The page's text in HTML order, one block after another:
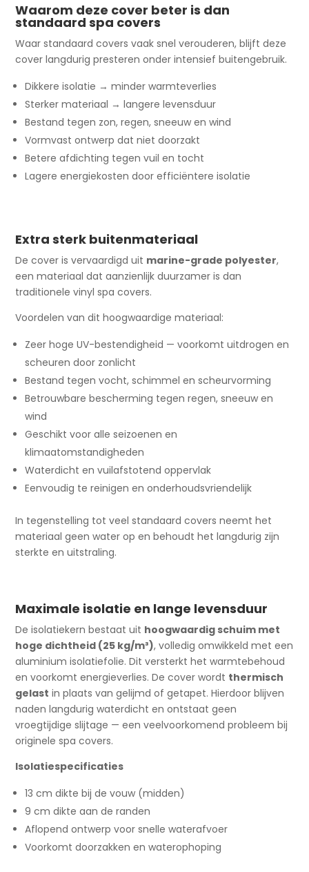
Waarom deze cover beter is dan
standaard spa covers
Waar standaard covers vaak snel verouderen, blijft deze
cover langdurig presteren onder intensief buitengebruik.
Dikkere isolatie → minder warmteverlies
Sterker materiaal → langere levensduur
Bestand tegen zon, regen, sneeuw en wind
Vormvast ontwerp dat niet doorzakt
Betere afdichting tegen vuil en tocht
Lagere energiekosten door efficiëntere isolatie
Extra sterk buitenmateriaal
De cover is vervaardigd uit marine-grade polyester,
een materiaal dat aanzienlijk duurzamer is dan
traditionele vinyl spa covers.
Voordelen van dit hoogwaardige materiaal:
Zeer hoge UV-bestendigheid — voorkomt uitdrogen en
scheuren door zonlicht
Bestand tegen vocht, schimmel en scheurvorming
Betrouwbare bescherming tegen regen, sneeuw en
wind
Geschikt voor alle seizoenen en
klimaatomstandigheden
Waterdicht en vuilafstotend oppervlak
Eenvoudig te reinigen en onderhoudsvriendelijk
In tegenstelling tot veel standaard covers neemt het
materiaal geen water op en behoudt het langdurig zijn
sterkte en uitstraling.
Maximale isolatie en lange levensduur
De isolatiekern bestaat uit hoogwaardig schuim met
hoge dichtheid (25 kg/m³), volledig omwikkeld met een
aluminium isolatiefolie. Dit versterkt het warmtebehoud
en voorkomt energieverlies. De cover wordt thermisch
gelast in plaats van gelijmd of getapet. Hierdoor blijven
naden langdurig waterdicht en ontstaat geen
vroegtijdige slijtage — een veelvoorkomend probleem bij
originele spa covers.
Isolatiespecificaties
13 cm dikte bij de vouw (midden)
9 cm dikte aan de randen
Aflopend ontwerp voor snelle waterafvoer
Voorkomt doorzakken en waterophoping